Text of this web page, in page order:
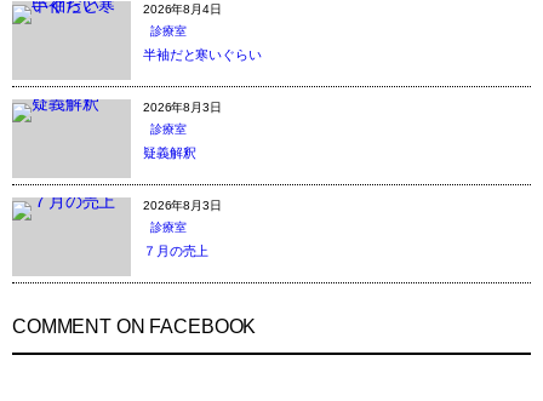
2026年8月4日
診療室
半袖だと寒いぐらい
2026年8月3日
診療室
疑義解釈
2026年8月3日
診療室
７月の売上
COMMENT ON FACEBOOK